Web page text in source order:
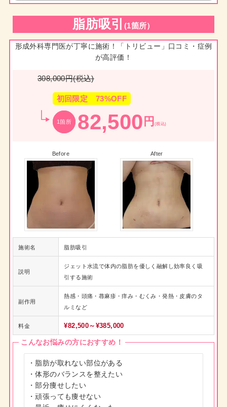
脂肪吸引 (1箇所）
形成外科専門医が丁寧に施術！「トリビュー」口コミ・症例
が高評価！
308,000円(税込)
初回限定 73%OFF
1箇所 82,500 円(税込)
Before After
施術名 脂肪吸引
説明
ジェット水流で体内の脂肪を優しく融解し効率良く吸
引する施術
副作用
熱感・頭痛・蕁麻疹・痒み・むくみ・発熱・皮膚のタ
ルミなど
料金 ¥82,500～¥385,000
こんなお悩みの方におすすめ！
・脂肪が取れない部位がある
・体形のバランスを整えたい
・部分痩せしたい
・頑張っても痩せない